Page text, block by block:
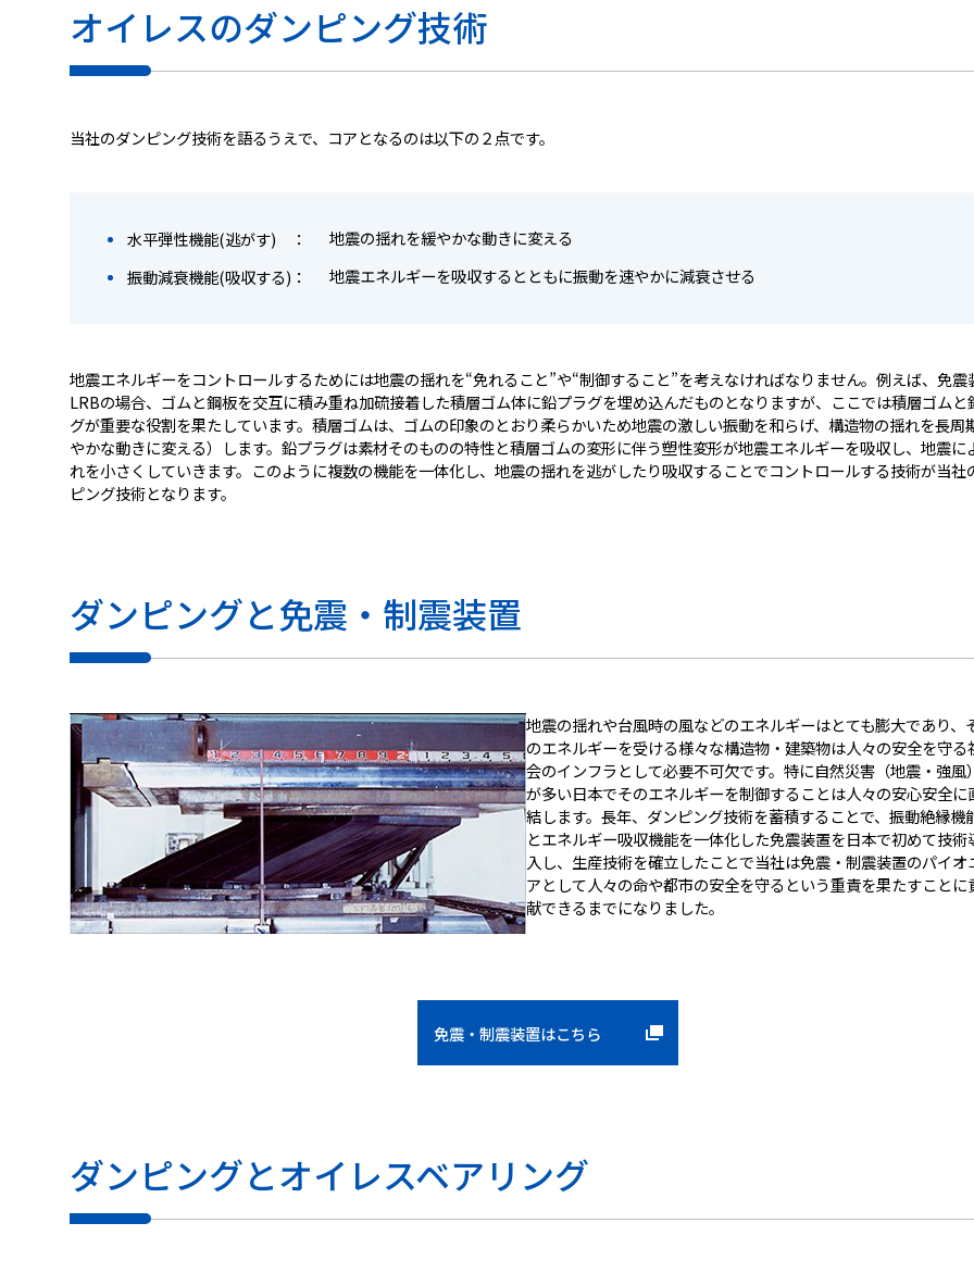
オイレスのダンピング技術
当社のダンピング技術を語るうえで、コアとなるのは以下の２点です。
水平弾性機能(逃がす) ：
地震の揺れを緩やかな動きに変える
振動減衰機能(吸収する)：
地震エネルギーを吸収するとともに振動を速やかに減衰させる
地震エネルギーをコントロールするためには地震の揺れを“免れること”や“制御すること”を考えなければなりません。例えば、免震
LRBの場合、ゴムと鋼板を交互に積み重ね加硫接着した積層ゴム体に鉛プラグを埋め込んだものとなりますが、ここでは積層ゴムと
グが重要な役割を果たしています。積層ゴムは、ゴムの印象のとおり柔らかいため地震の激しい振動を和らげ、構造物の揺れを長周
やかな動きに変える）します。鉛プラグは素材そのものの特性と積層ゴムの変形に伴う塑性変形が地震エネルギーを吸収し、地震に
れを小さくしていきます。このように複数の機能を一体化し、地震の揺れを逃がしたり吸収することでコントロールする技術が当社
ピング技術となります。
ダンピングと免震・制震装置
地震の揺れや台風時の風などのエネルギーはとても膨大であり、
のエネルギーを受ける様々な構造物・建築物は人々の安全を守る
会のインフラとして必要不可欠です。特に自然災害（地震・強風）
が多い日本でそのエネルギーを制御することは人々の安心安全に
結します。長年、ダンピング技術を蓄積することで、振動絶縁機
とエネルギー吸収機能を一体化した免震装置を日本で初めて技術
入し、生産技術を確立したことで当社は免震・制震装置のパイオ
アとして人々の命や都市の安全を守るという重責を果たすことに
献できるまでになりました。
免震・制震装置はこちら
ダンピングとオイレスベアリング